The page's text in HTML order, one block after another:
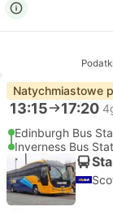
Natychmiastowe
13:15 17:20
Edinburgh Bus
Inverness Bus